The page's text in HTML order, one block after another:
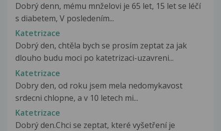
Dobrý denn, mému mnželovi je 65 let, 15 let se léčí
s diabetem, V posledením...
Katetrizace
Dobrý den, chtěla bych se prosím zeptat za jak
dlouho budu moci po katetrizaci-uzavreni...
Katetrizace
Dobry den, od roku jsem mela nedomykavost
srdecni chlopne, a v 10 letech mi...
Katetrizace
Dobrý den.Chci se zeptat, které vyšetření je